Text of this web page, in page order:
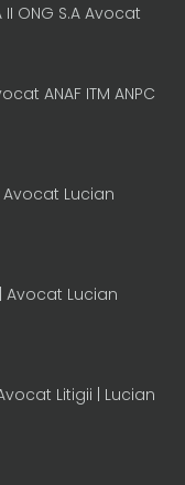
ONG S.A Avocat
ANAF ITM ANPC
Lucian
Avocat Lucian
Litigii | Lucian